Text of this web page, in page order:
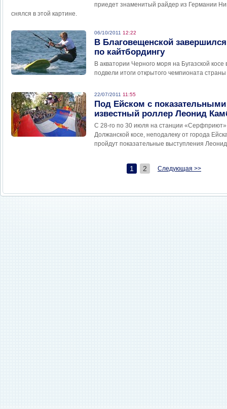
приедет знаменитый райдер из Германии
снялся в этой картине.
06/10/2011 12:22
В Благовещенской
по кайтбордингу
В акватории Черного моря на Бугазской
подвели итоги открытого чемпионата страны
22/07/2011 11:55
Под Ейском с
известный роллер Леонид
С 28-го по 30 июля на станции
Должанской косе, неподалеку от города
пройдут показательные выступления
1 2 Следующая >>